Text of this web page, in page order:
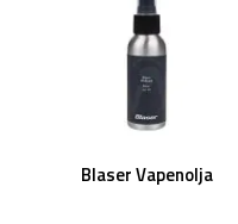
Blaser Vapenolja